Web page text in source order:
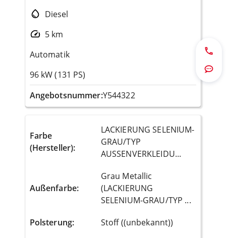
Diesel
5 km
Automatik
96 kW (131 PS)
Angebotsnummer:Y544322
Farbe
(Hersteller):
LACKIERUNG SELENIUM-
GRAU/TYP
AUSSENVERKLEIDU...
Außenfarbe:
Grau Metallic
(LACKIERUNG
SELENIUM-GRAU/TYP ...
Polsterung:
Stoff ((unbekannt))
Jetzt